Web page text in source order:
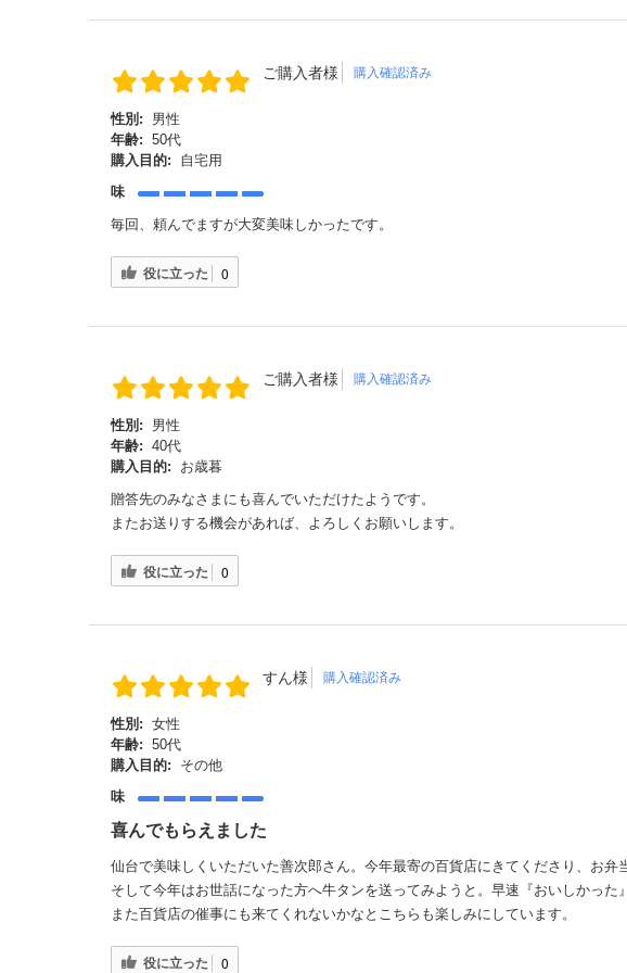
ご購入者様 購入確認済み
性別:
男性
年齢: 50代
購入目的:
自宅用
味
毎回、頼んでますが大変美味しかったです。
役に立った 0
ご購入者様 購入確認済み
性別:
男性
年齢: 40代
購入目的:
お歳暮
贈答先のみなさまにも喜んでいただけたようです。
またお送りする機会があれば、よろしくお願いします。
役に立った 0
すん様 購入確認済み
性別: 女性
年齢: 50代
購入目的:
その他
味
喜んでもらえました
仙台で美味しくいただいた善次郎さん。今年最寄の百貨店にきてくださり、お弁
そして今年はお世話になった方へ牛タンを送ってみようと。早速『おいしかっ
また百貨店の催事にも来てくれないかなとこちらも楽しみにしています。
役に立った 0